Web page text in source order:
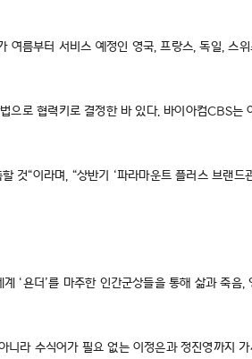
여름부터 서비스 예정인 영국, 프랑스, 독일, 스
로 협력키로 결정한 바 있다. 바이아컴CBS는
“이라며, “상반기 ‘파라마운트 플러스 브랜드
‘욘더’를 마주한 인간군상들을 통해 삶과 죽음,
라 수식어가 필요 없는 이정은과 정진영까지 가